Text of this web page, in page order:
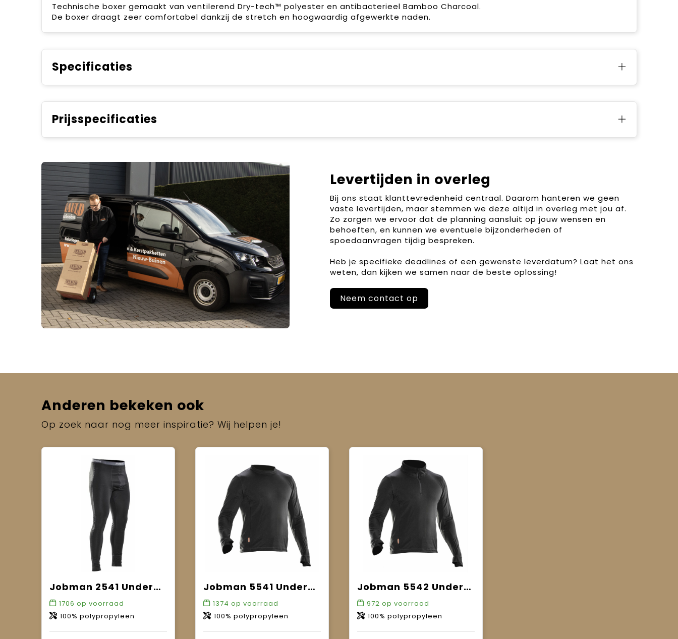
Technische boxer gemaakt van ventilerend Dry-tech™ polyester en antibacterieel Bamboo Charcoal.
De boxer draagt zeer comfortabel dankzij de stretch en hoogwaardig afgewerkte naden.
Specificaties
Prijsspecificaties
Levertijden in overleg
Bij ons staat klanttevredenheid centraal. Daarom hanteren we geen
vaste levertijden, maar stemmen we deze altijd in overleg met jou af.
Zo zorgen we ervoor dat de planning aansluit op jouw wensen en
behoeften, en kunnen we eventuele bijzonderheden of
spoedaanvragen tijdig bespreken.
Heb je specifieke deadlines of een gewenste leverdatum? Laat het ons
weten, dan kijken we samen naar de beste oplossing!
Neem contact op
Anderen bekeken ook
Op zoek naar nog meer inspiratie? Wij helpen je!
Jobman 2541 Underwear Pants
1706 op voorraad
100% polypropyleen
Jobman 5541 Underwear Sweater Roundneck
1374 op voorraad
100% polypropyleen
Jobman 5542 Underwear Sweater Poloneck
972 op voorraad
100% polypropyleen